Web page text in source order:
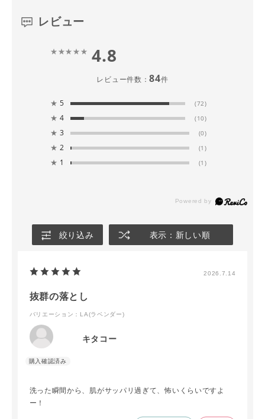
レビュー
4.8
レビュー件数：84件
★ 5 (72)
★ 4 (10)
★ 3 (0)
★ 2 (1)
★ 1 (1)
絞り込み 表示：新しい順
2026.7.14
抜群の落とし
バリエーション：LA(ラベンダー)
キタコー
洗った瞬間から、肌がサッパリ過ぎて、怖いくらいですよ
ー！